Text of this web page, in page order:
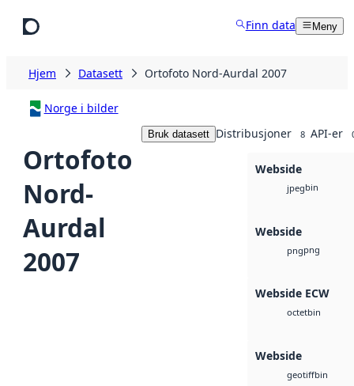
Finn data Meny
Hjem Datasett Ortofoto Nord-Aurdal 2007
Norge i bilder
Ortofoto
Nord-
Aurdal
2007
Bruk datasett Distribusjoner 8 API-er
Webside
jpegbin
Webside
pngpng
Webside ECW
octetbin
Webside
geotiffbin